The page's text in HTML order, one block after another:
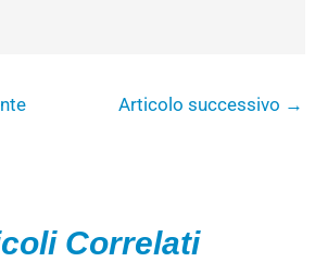
Articolo successivo →
Correlati